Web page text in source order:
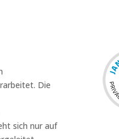
Die
sich nur auf